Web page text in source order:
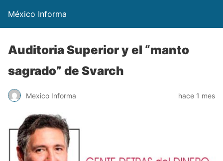
México Informa
Auditoria Superior y el “manto
sagrado” de Svarch
Mexico Informa hace 1 mes